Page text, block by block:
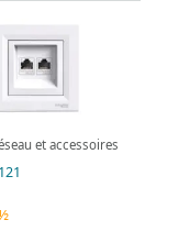
et accessoires